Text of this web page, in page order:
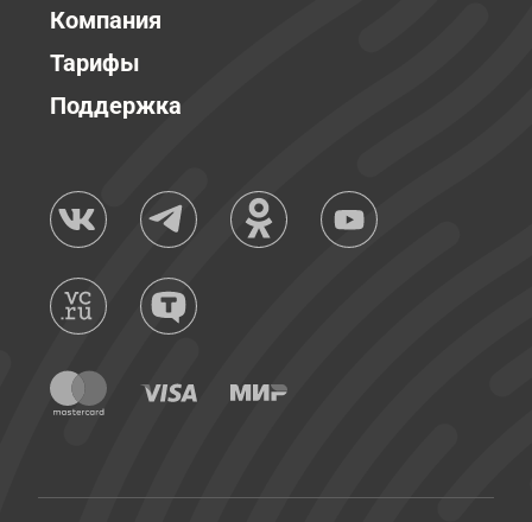
Компания
Тарифы
Поддержка